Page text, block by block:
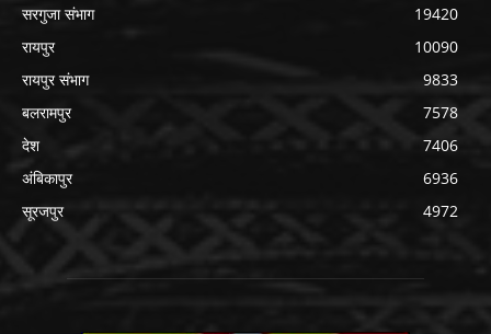
सरगुजा संभाग
19420
रायपुर
10090
रायपुर संभाग
9833
बलरामपुर
7578
देश
7406
अंबिकापुर
6936
सूरजपुर
4972